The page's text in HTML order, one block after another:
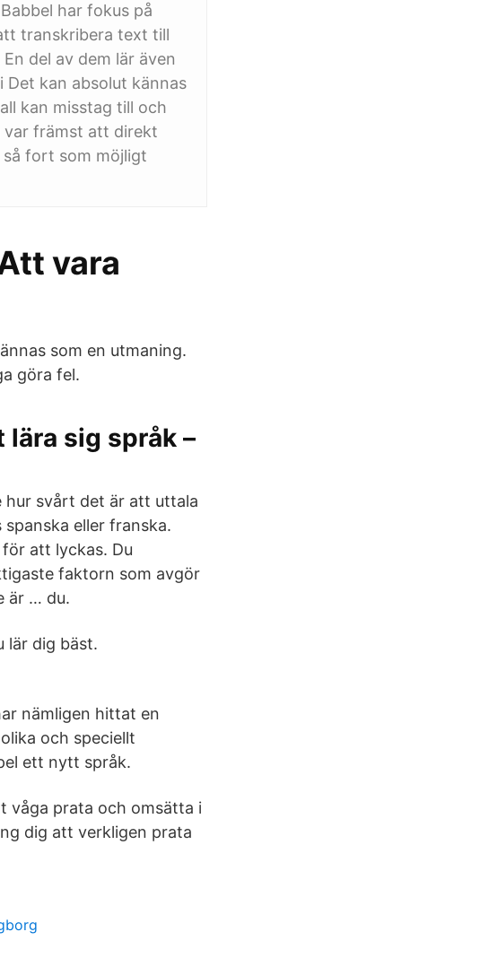
har fokus på
transkribera text till
del av dem lär även
kan absolut kännas
kan misstag till och
var främst att direkt
fort som möjligt
vara
som en utmaning.
göra fel.
sig språk –
hur svårt det är att uttala
eller franska.
att lyckas. Du
faktorn som avgör
är … du.
lär dig bäst.
nämligen hittat en
och speciellt
ett nytt språk.
våga prata och omsätta i
dig att verkligen prata